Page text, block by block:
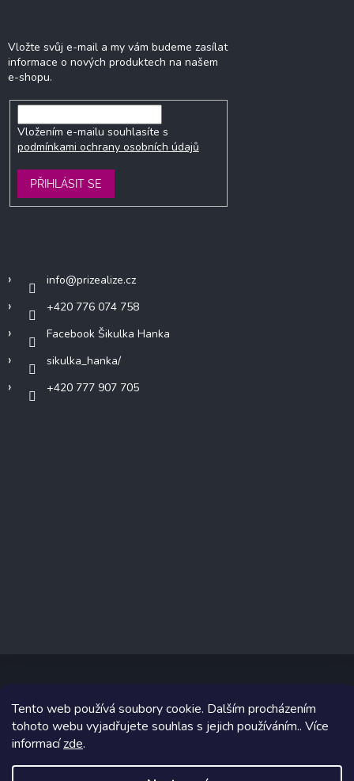
Tento web používá soubory cookie. Dalším procházením
tohoto webu vyjadřujete souhlas s jejich používáním.. Více
informacízde.
Vložte svůj e-mail a my vám budeme zasílat
informace o nových produktech na našem
e-shopu.
Vložením e-mailu souhlasíte s
podmínkami ochrany osobních údajů
PŘIHLÁSIT SE
info@prizealize.cz
+420 776 074 758
Facebook Šikulka Hanka
sikulka_hanka/
+420 777 907 705
Copyright 2026www.prizealize.cz. Všechna práva vyhrazena.
Grafický návrh vytvořil a na Shoptet implementoval
Shoptetak.cz.